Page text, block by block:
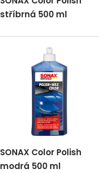
stříbrná 500 ml
SONAX Color Polish
modrá 500 ml